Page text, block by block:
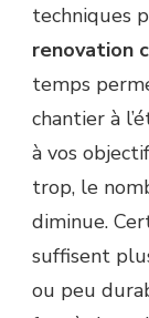
techniques
renovation
temps
chantier à
à vos
trop, le
diminue.
suffisent
ou peu